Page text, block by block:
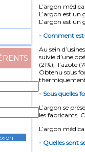
L’argon
L’argon est un
L’argon est un
- Comment
Au sein
suivie d’une
(21%), l’azote
Obtenu sous
thermiquement
- Sous quelles
L’argon se
les fabricants.
L’argon
- Quelles sont